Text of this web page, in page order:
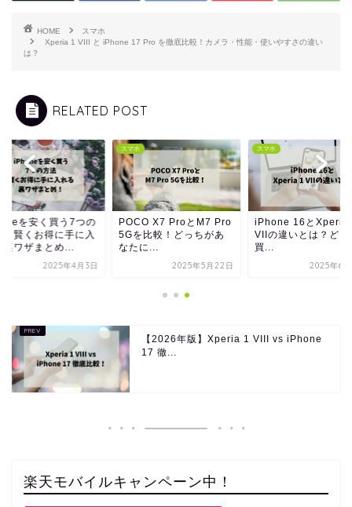
HOME
スマホ
Xperia 1 VIII と iPhone 17 Pro を徹底比較！カメラ・性能・使いやすさの違い
は？
RELATED POST
を安く買う7つの
｜賢くお得に手に入
裏ワザまとめ...
2025年4月3日
スマホ
POCO X7 ProとM7 Pro
5Gを比較！どっちがあ
なたに...
2025年5月22日
スマホ
iPhone 16とXperia
VIIの違いとは？どっ
買...
2025年6
【2026年版】Xperia 1 VIII vs iPhone
17 徹...
楽天モバイルキャンペーン中！